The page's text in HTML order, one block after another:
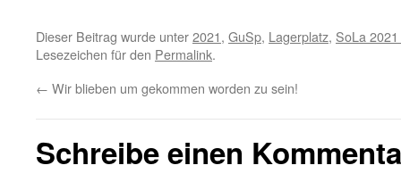
Dieser Beitrag wurde unter2021, GuSp, Lagerplatz, SoLa
Lesezeichen für den Permalink.
← Wir blieben um gekommen worden zu sein!
Schreibe einen